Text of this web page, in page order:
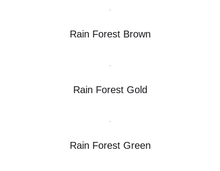
Rain Forest Brown
Rain Forest Gold
Rain Forest Green